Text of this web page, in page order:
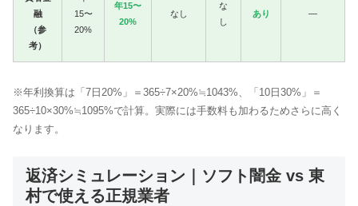
融
（参
考）
15〜
20%
年15〜
20%
なし
な
し
あり —
※年利換算は「7日20%」＝365÷7×20%≒1043%、「10日30%」＝
365÷10×30%≒1095%で計算。実際には手数料も加わるためさらに高く
なります。
返済シミュレーション｜ソフト闇金 vs 東
村で使える正規業者